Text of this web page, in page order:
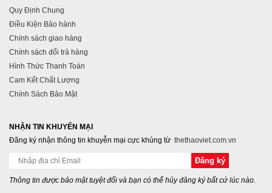
Quy Định Chung
Điều Kiện Bảo hành
Chính sách giao hàng
Chính sách đổi trả hàng
Hình Thức Thanh Toán
Cam Kết Chất Lượng
Chính Sách Bảo Mật
NHẬN TIN KHUYẾN MẠI
Đăng ký nhận thông tin khuyễn mại cực khủng từ thethaoviet.com.vn
Thông tin được bảo mật tuyệt đối và bạn có thể hủy đăng ký bất cứ lúc nào.